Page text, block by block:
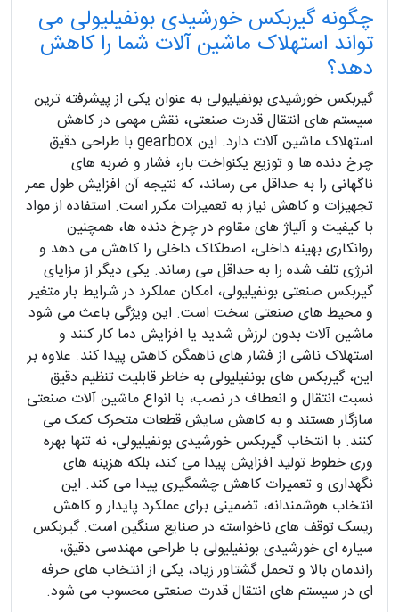
چگونه گیربکس خورشیدی بونفیلیولی می
تواند استهلاک ماشین آلات شما را کاهش
دهد؟
گیربکس خورشیدی بونفیلیولی به عنوان یکی از پیشرفته ترین
سیستم های انتقال قدرت صنعتی، نقش مهمی در کاهش
استهلاک ماشین آلات دارد. این gearbox با طراحی دقیق
چرخ دنده ها و توزیع یکنواخت بار، فشار و ضربه های
ناگهانی را به حداقل می رساند، که نتیجه آن افزایش طول عمر
تجهیزات و کاهش نیاز به تعمیرات مکرر است. استفاده از مواد
با کیفیت و آلیاژ های مقاوم در چرخ دنده ها، همچنین
روانکاری بهینه داخلی، اصطکاک داخلی را کاهش می دهد و
انرژی تلف شده را به حداقل می رساند. یکی دیگر از مزایای
گیربکس صنعتی بونفیلیولی، امکان عملکرد در شرایط بار متغیر
و محیط های صنعتی سخت است. این ویژگی باعث می شود
ماشین آلات بدون لرزش شدید یا افزایش دما کار کنند و
استهلاک ناشی از فشار های ناهمگن کاهش پیدا کند. علاوه بر
این، گیربکس های بونفیلیولی به خاطر قابلیت تنظیم دقیق
نسبت انتقال و انعطاف در نصب، با انواع ماشین آلات صنعتی
سازگار هستند و به کاهش سایش قطعات متحرک کمک می
کنند. با انتخاب گیربکس خورشیدی بونفیلیولی، نه تنها بهره
وری خطوط تولید افزایش پیدا می کند، بلکه هزینه های
نگهداری و تعمیرات کاهش چشمگیری پیدا می کند. این
انتخاب هوشمندانه، تضمینی برای عملکرد پایدار و کاهش
ریسک توقف های ناخواسته در صنایع سنگین است. گیربکس
سیاره ای خورشیدی بونفیلیولی با طراحی مهندسی دقیق،
راندمان بالا و تحمل گشتاور زیاد، یکی از انتخاب های حرفه
ای در سیستم های انتقال قدرت صنعتی محسوب می شود.